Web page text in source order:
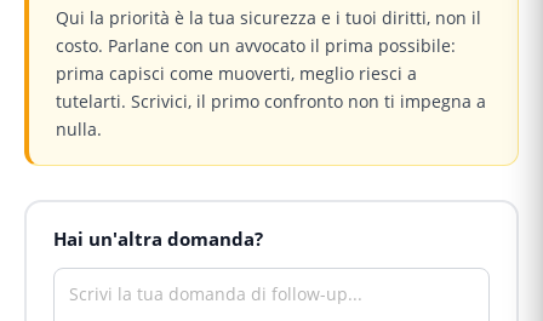
Qui la priorità è la tua sicurezza e i tuoi diritti, non il
costo. Parlane con un avvocato il prima possibile:
prima capisci come muoverti, meglio riesci a
tutelarti. Scrivici, il primo confronto non ti impegna a
nulla.
Hai un'altra domanda?